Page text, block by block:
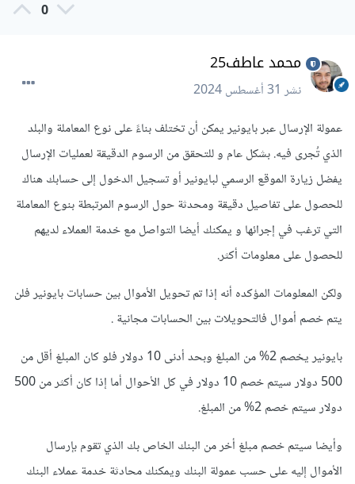
0
محمد عاطف25
نشر31 أغسطس 2024
عمولة الإرسال عبر بايونير يمكن أن تختلف بناءً على نوع المعاملة والبلد
الذي تُجرى فيه. بشكل عام و للتحقق من الرسوم الدقيقة لعمليات الإرسال
يفضل زيارة الموقع الرسمي لبايونير أو تسجيل الدخول إلى حسابك هناك
للحصول على تفاصيل دقيقة ومحدثة حول الرسوم المرتبطة بنوع المعاملة
التي ترغب في إجرائها و يمكنك أيضا التواصل مع خدمة العملاء لديهم
للحصول على معلومات أكثر.
ولكن المعلومات المؤكده أنه إذا تم تحويل الأموال بين حسابات بايونير فلن
يتم خصم أموال فالتحويلات بين الحسابات مجانية .
بايونير يخصم 2% من المبلغ وبحد أدنى 10 دولار فلو كان المبلغ أقل من
500 دولار سيتم خصم 10 دولار في كل الأحوال أما إذا كان أكثر من 500
دولار سيتم خصم 2% من المبلغ.
وأيضا سيتم خصم مبلغ أخر من البنك الخاص بك الذي تقوم بإرسال
الأموال إليه على حسب عمولة البنك ويمكنك محادثة خدمة عملاء البنك